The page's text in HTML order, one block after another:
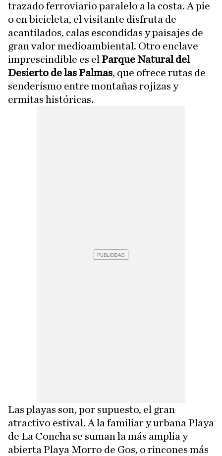
trazado ferroviario paralelo a la costa. A pie
o en bicicleta, el visitante disfruta de
acantilados, calas escondidas y paisajes de
gran valor medioambiental. Otro enclave
imprescindible es elParque Natural del
Desierto de las Palmas, que ofrece rutas de
senderismo entre montañas rojizas y
ermitas históricas.
Las playas son, por supuesto, el gran
atractivo estival. A la familiar y urbana Playa
de La Concha se suman la más amplia y
abierta Playa Morro de Gos, o rincones más